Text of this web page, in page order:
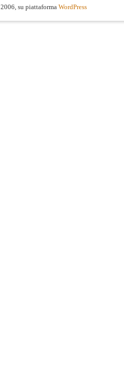
2006, su piattaforma WordPress